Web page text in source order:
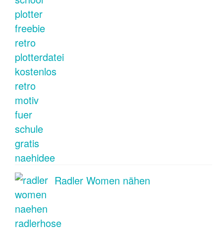
Radler Women nähen